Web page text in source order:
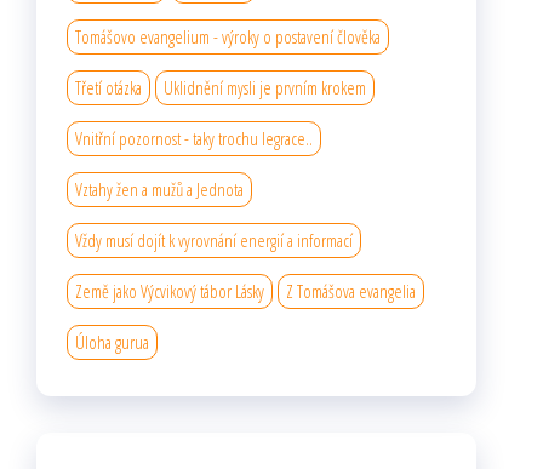
Tomášovo evangelium - výroky o postavení člověka
Třetí otázka Uklidnění mysli je prvním krokem
Vnitřní pozornost - taky trochu legrace..
Vztahy žen a mužů a Jednota
Vždy musí dojít k vyrovnání energií a informací
Země jako Výcvikový tábor Lásky Z Tomášova evangelia
Úloha gurua